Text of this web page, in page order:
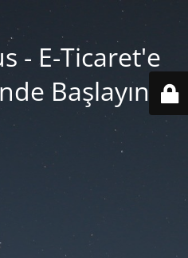
- E-Ticaret'e
Başlayın